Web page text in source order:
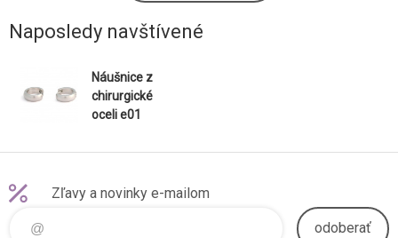
Naposledy navštívené
Náušnice z
chirurgické
oceli e01
Zľavy a novinky e-mailom
odoberať